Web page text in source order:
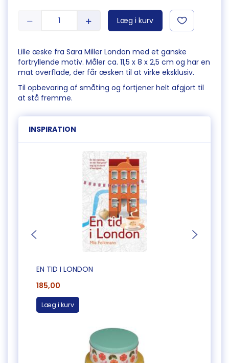
Læg i kurv
Lille æske fra Sara Miller London med et ganske
fortryllende motiv. Måler ca. 11,5 x 8 x 2,5 cm og har en
mat overflade, der får æsken til at virke eksklusiv.
Til opbevaring af småting og fortjener helt afgjort til
at stå fremme.
INSPIRATION
EN TID I LONDON
185,00
Læg i kurv